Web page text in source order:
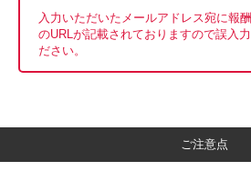
入力いただいたメールアドレス宛に報
のURLが記載されておりますので誤入
ださい。
ご注意点